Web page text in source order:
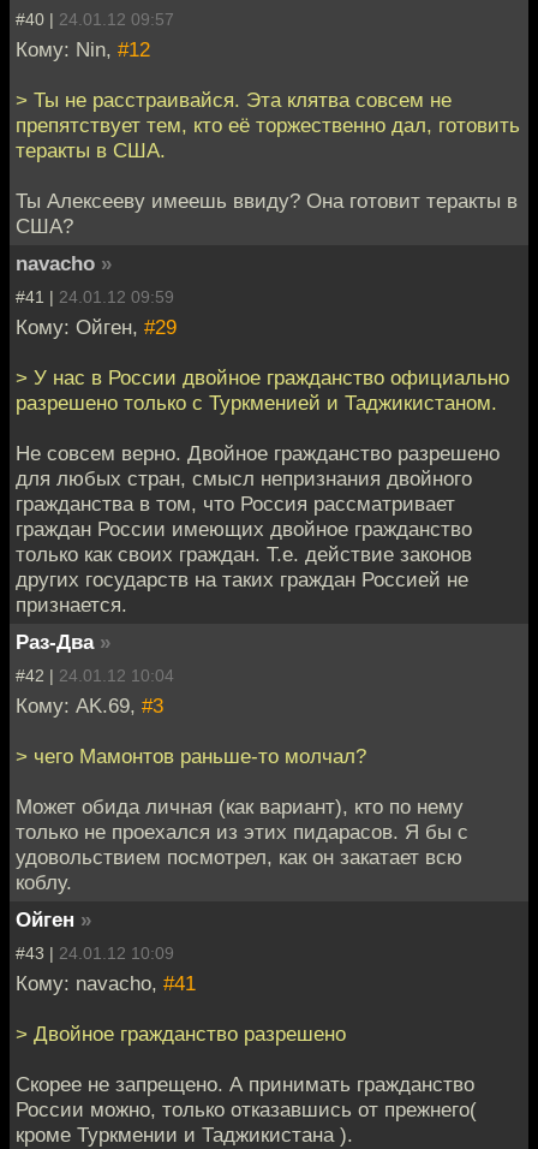
#40 | 24.01.12 09:57
Кому: Nin, #12
> Ты не расстраивайся. Эта клятва совсем не
препятствyет тем, кто её торжественно дал, готовить
теракты в США.
Ты Алексееву имеешь ввиду? Она готовит теракты в
США?
navacho »
#41 | 24.01.12 09:59
Кому: Ойген, #29
> У нас в России двойное гражданство официально
разрешено только с Туркменией и Таджикистаном.
Не совсем верно. Двойное гражданство разрешено
для любых стран, смысл непризнания двойного
гражданства в том, что Россия рассматривает
граждан России имеющих двойное гражданство
только как своих граждан. Т.е. действие законов
других государств на таких граждан Россией не
признается.
Раз-Два »
#42 | 24.01.12 10:04
Кому: AK.69, #3
> чего Мамонтов раньше-то молчал?
Может обида личная (как вариант), кто по нему
только не проехался из этих пидарасов. Я бы с
удовольствием посмотрел, как он закатает всю
коблу.
Ойген »
#43 | 24.01.12 10:09
Кому: navacho, #41
> Двойное гражданство разрешено
Скорее не запрещено. А принимать гражданство
России можно, только отказавшись от прежнего(
кроме Туркмении и Таджикистана ).